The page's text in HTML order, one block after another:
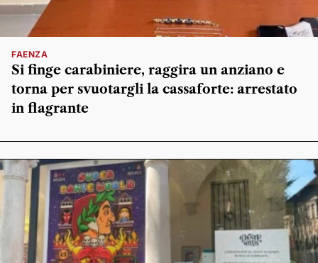
FAENZA
Si finge carabiniere, raggira un anziano e
torna per svuotargli la cassaforte: arrestato
in flagrante